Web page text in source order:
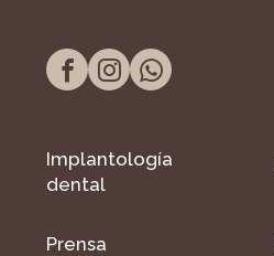
Implantología
dental
Prensa